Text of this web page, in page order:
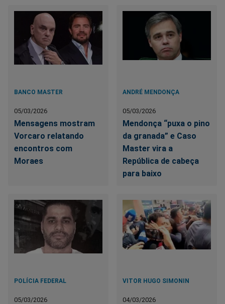
BANCO MASTER
05/03/2026
Mensagens mostram
Vorcaro relatando
encontros com
Moraes
ANDRÉ MENDONÇA
05/03/2026
Mendonça “puxa o pino
da granada” e Caso
Master vira a
República de cabeça
para baixo
POLÍCIA FEDERAL
05/03/2026
VITOR HUGO SIMONIN
04/03/2026